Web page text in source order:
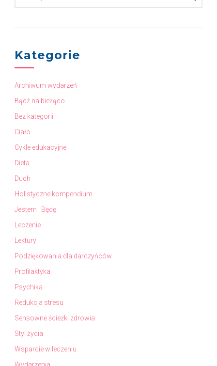
Kategorie
Archiwum wydarzeń
Bądź na bieżąco
Bez kategorii
Ciało
Cykle edukacyjne
Dieta
Duch
Holistyczne kompendium
Jestem i Będę
Leczenie
Lektury
Podziękowania dla darczyńców
Profilaktyka
Psychika
Redukcja stresu
Sensowne ścieżki zdrowia
Styl życia
Wsparcie w leczeniu